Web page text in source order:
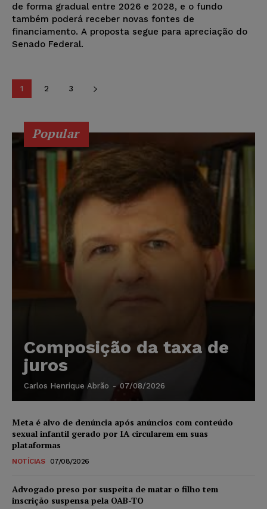
de forma gradual entre 2026 e 2028, e o fundo
também poderá receber novas fontes de
financiamento. A proposta segue para apreciação do
Senado Federal.
1 2 3
Popular
Composição da taxa de
juros
Carlos Henrique Abrão - 07/08/2026
Meta é alvo de denúncia após anúncios com conteúdo
sexual infantil gerado por IA circularem em suas
plataformas
NOTÍCIAS 07/08/2026
Advogado preso por suspeita de matar o filho tem
inscrição suspensa pela OAB-TO